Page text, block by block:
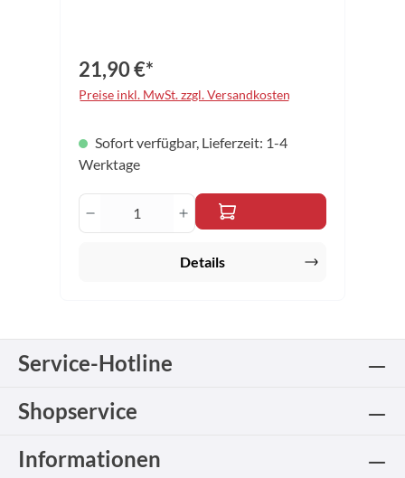
21,90 €*
Preise inkl. MwSt. zzgl. Versandkosten
Sofort verfügbar, Lieferzeit: 1-4
Werktage
Produkt Anzahl: Gib den
Details
Service-Hotline
Shopservice
Informationen